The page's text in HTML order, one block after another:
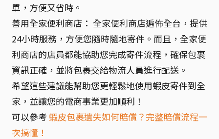
單，方便又省時。
善用全家便利商店： 全家便利商店遍佈全台，提供
24小時服務，方便您隨時隨地寄件。而且，全家便
利商店的店員都能協助您完成寄件流程，確保包裹
資訊正確，並將包裹交給物流人員進行配送。
希望這些建議能幫助您更輕鬆地使用蝦皮寄件到全
家，並讓您的電商事業更加順利！
可以參考 蝦皮包裹遺失如何賠償？完整賠償流程一
次搞懂！